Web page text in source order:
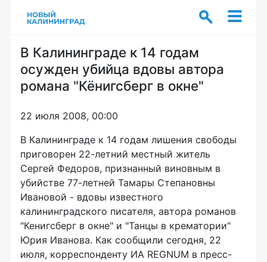
В Калининграде к 14 годам
осужден убийца вдовы автора
романа "Кёнигсберг в окне"
22 июля 2008, 00:00
В Калининграде к 14 годам лишения свободы
приговорен 22-летний местный житель
Сергей Федоров, признанный виновным в
убийстве 77-летней Тамары Степановны
Ивановой - вдовы известного
калининградского писателя, автора романов
"Кенигсберг в окне" и "Танцы в крематории"
Юрия Иванова. Как сообщили сегодня, 22
июля, корреспонденту ИА REGNUM в пресс-